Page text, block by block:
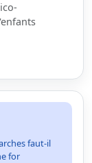
faut-il
for